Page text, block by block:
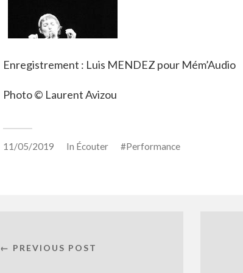
Enregistrement : Luis MENDEZ pour Mém’Audio
Photo © Laurent Avizou
11/05/2019 In Écouter Performance
← PREVIOUS POST